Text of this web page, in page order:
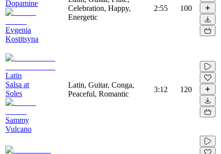
Dopamine
Evgenia
Kostitsyna
Celebration, Happy,
Energetic
2:55 100
Latin
Salsa at
Soles
Sammy
Vulcano
Latin, Guitar, Conga,
Peaceful, Romantic
3:12 120